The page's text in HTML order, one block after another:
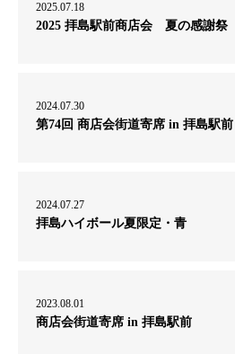
2025.07.18
2025 拝島駅前商店会 夏の感謝祭
2024.07.30
第74回 商店会街道寄席 in 拝島駅前
2024.07.27
拝島ハイボール夏限定・青
2023.08.01
商店会街道寄席 in 拝島駅前